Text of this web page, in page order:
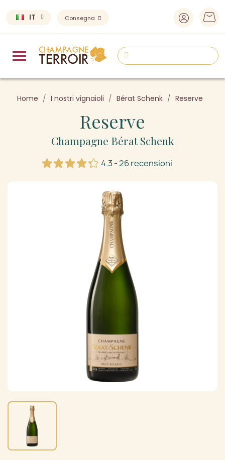
IT Consegna
Home I nostri vignaioli Bérat Schenk Reserve
Reserve
Champagne Bérat Schenk
4.3 - 26 recensioni